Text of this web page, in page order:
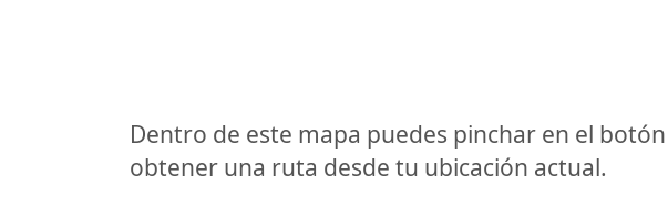
Dentro de este mapa puedes pinchar en el botón
obtener una ruta desde tu ubicación actual.